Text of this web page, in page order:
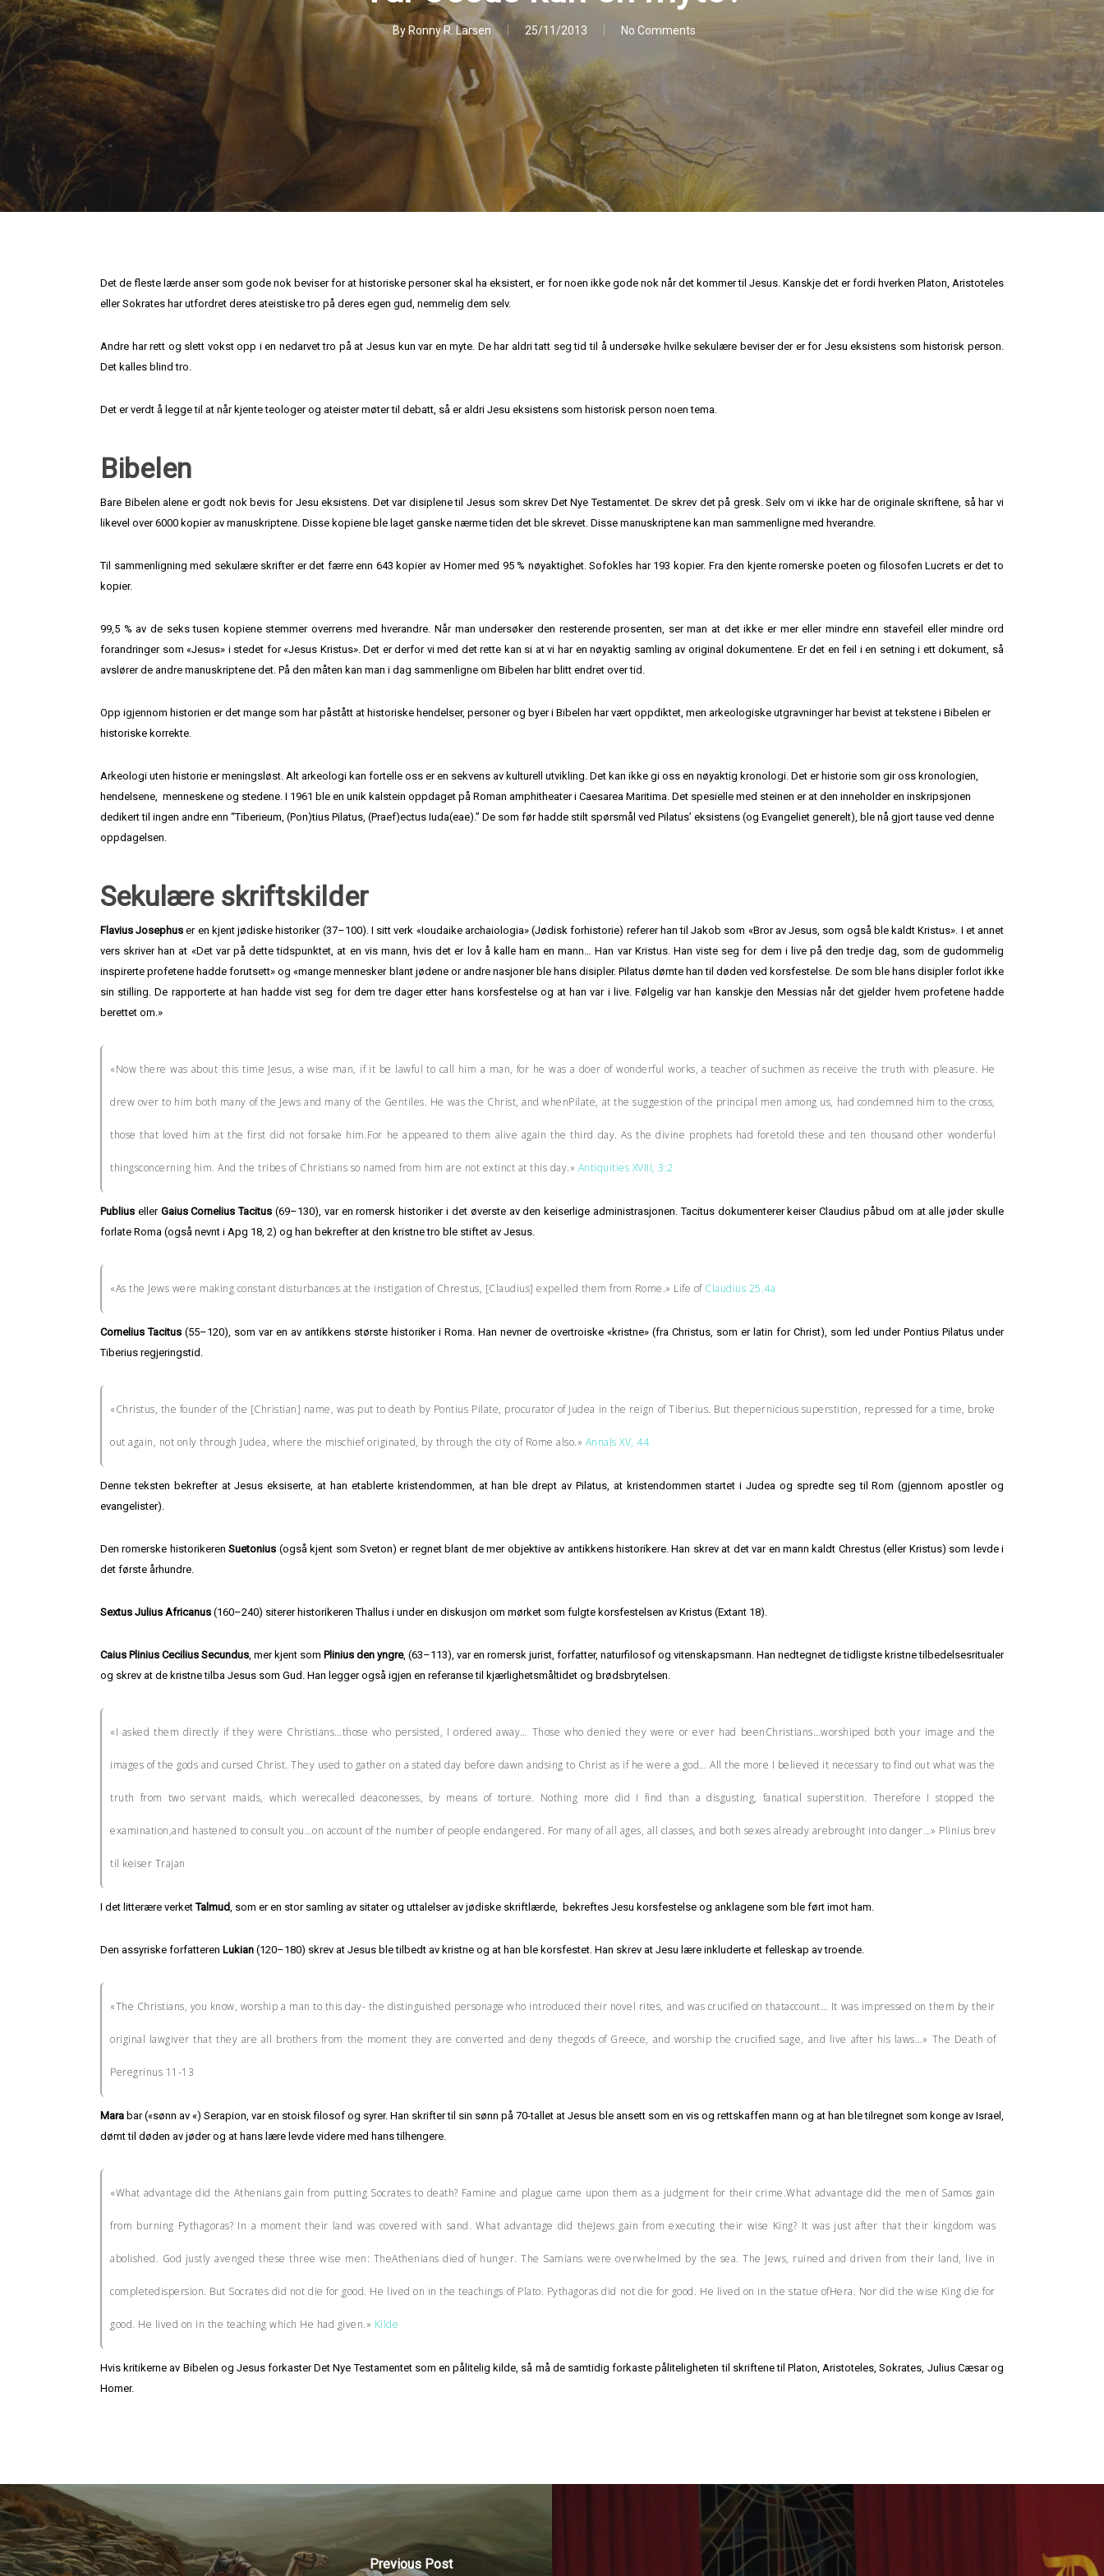
By Ronny R. Larsen 25/11/2013 No Comments
Det de fleste lærde anser som gode nok beviser for at historiske personer skal ha eksistert, er for noen ikke gode nok når det kommer til Jesus. Kanskje det er fordi hverken Platon, Aristoteles
eller Sokrates har utfordret deres ateistiske tro på deres egen gud, nemmelig dem selv.
Andre har rett og slett vokst opp i en nedarvet tro på at Jesus kun var en myte. De har aldri tatt seg tid til å undersøke hvilke sekulære beviser der er for Jesu eksistens som historisk person.
Det kalles blind tro.
Det er verdt å legge til at når kjente teologer og ateister møter til debatt, så er aldri Jesu eksistens som historisk person noen tema.
Bibelen
Bare Bibelen alene er godt nok bevis for Jesu eksistens. Det var disiplene til Jesus som skrev Det Nye Testamentet. De skrev det på gresk. Selv om vi ikke har de originale skriftene, så har vi
likevel over 6000 kopier av manuskriptene. Disse kopiene ble laget ganske nærme tiden det ble skrevet. Disse manuskriptene kan man sammenligne med hverandre.
Til sammenligning med sekulære skrifter er det færre enn 643 kopier av Homer med 95 % nøyaktighet. Sofokles har 193 kopier. Fra den kjente romerske poeten og filosofen Lucrets er det to
kopier.
99,5 % av de seks tusen kopiene stemmer overrens med hverandre. Når man undersøker den resterende prosenten, ser man at det ikke er mer eller mindre enn stavefeil eller mindre ord
forandringer som «Jesus» i stedet for «Jesus Kristus». Det er derfor vi med det rette kan si at vi har en nøyaktig samling av original dokumentene. Er det en feil i en setning i ett dokument, så
avslører de andre manuskriptene det. På den måten kan man i dag sammenligne om Bibelen har blitt endret over tid.
Opp igjennom historien er det mange som har påstått at historiske hendelser, personer og byer i Bibelen har vært oppdiktet, men arkeologiske utgravninger har bevist at tekstene i Bibelen er
historiske korrekte.
Arkeologi uten historie er meningsløst. Alt arkeologi kan fortelle oss er en sekvens av kulturell utvikling. Det kan ikke gi oss en nøyaktig kronologi. Det er historie som gir oss kronologien,
hendelsene, menneskene og stedene. I 1961 ble en unik kalstein oppdaget på Roman amphitheater i Caesarea Maritima. Det spesielle med steinen er at den inneholder en inskripsjonen
dedikert til ingen andre enn “Tiberieum, (Pon)tius Pilatus, (Praef)ectus Iuda(eae).” De som før hadde stilt spørsmål ved Pilatus’ eksistens (og Evangeliet generelt), ble nå gjort tause ved denne
oppdagelsen.
Sekulære skriftskilder
Flavius Josephus er en kjent jødiske historiker (37–100). I sitt verk «Ioudaike archaiologia» (Jødisk forhistorie) referer han til Jakob som «Bror av Jesus, som også ble kaldt Kristus». I et annet
vers skriver han at «Det var på dette tidspunktet, at en vis mann, hvis det er lov å kalle ham en mann… Han var Kristus. Han viste seg for dem i live på den tredje dag, som de gudommelig
inspirerte profetene hadde forutsett» og «mange mennesker blant jødene or andre nasjoner ble hans disipler. Pilatus dømte han til døden ved korsfestelse. De som ble hans disipler forlot ikke
sin stilling. De rapporterte at han hadde vist seg for dem tre dager etter hans korsfestelse og at han var i live. Følgelig var han kanskje den Messias når det gjelder hvem profetene hadde
berettet om.»
«Now there was about this time Jesus, a wise man, if it be lawful to call him a man, for he was a doer of wonderful works, a teacher of suchmen as receive the truth with pleasure. He
drew over to him both many of the Jews and many of the Gentiles. He was the Christ, and whenPilate, at the suggestion of the principal men among us, had condemned him to the cross,
those that loved him at the first did not forsake him.For he appeared to them alive again the third day. As the divine prophets had foretold these and ten thousand other wonderful
thingsconcerning him. And the tribes of Christians so named from him are not extinct at this day.» Antiquities XVIII, 3:2
Publius eller Gaius Cornelius Tacitus (69–130), var en romersk historiker i det øverste av den keiserlige administrasjonen. Tacitus dokumenterer keiser Claudius påbud om at alle jøder skulle
forlate Roma (også nevnt i Apg 18, 2) og han bekrefter at den kristne tro ble stiftet av Jesus.
«As the Jews were making constant disturbances at the instigation of Chrestus, [Claudius] expelled them from Rome.» Life of Claudius 25.4a
Cornelius Tacitus (55–120), som var en av antikkens største historiker i Roma. Han nevner de overtroiske «kristne» (fra Christus, som er latin for Christ), som led under Pontius Pilatus under
Tiberius regjeringstid.
«Christus, the founder of the [Christian] name, was put to death by Pontius Pilate, procurator of Judea in the reign of Tiberius. But thepernicious superstition, repressed for a time, broke
out again, not only through Judea, where the mischief originated, by through the city of Rome also.» Annals XV, 44
Denne teksten bekrefter at Jesus eksiserte, at han etablerte kristendommen, at han ble drept av Pilatus, at kristendommen startet i Judea og spredte seg til Rom (gjennom apostler og
evangelister).
Den romerske historikerenSuetonius (også kjent som Sveton) er regnet blant de mer objektive av antikkens historikere. Han skrev at det var en mann kaldt Chrestus (eller Kristus) som levde i
det første århundre.
Sextus Julius Africanus (160–240) siterer historikeren Thallus i under en diskusjon om mørket som fulgte korsfestelsen av Kristus (Extant 18).
Caius Plinius Cecilius Secundus, mer kjent som Plinius den yngre, (63–113), var en romersk jurist, forfatter, naturfilosof og vitenskapsmann. Han nedtegnet de tidligste kristne tilbedelsesritualer
og skrev at de kristne tilba Jesus som Gud. Han legger også igjen en referanse til kjærlighetsmåltidet og brødsbrytelsen.
«I asked them directly if they were Christians…those who persisted, I ordered away… Those who denied they were or ever had beenChristians…worshiped both your image and the
images of the gods and cursed Christ. They used to gather on a stated day before dawn andsing to Christ as if he were a god… All the more I believed it necessary to find out what was the
truth from two servant maids, which werecalled deaconesses, by means of torture. Nothing more did I find than a disgusting, fanatical superstition. Therefore I stopped the
examination,and hastened to consult you…on account of the number of people endangered. For many of all ages, all classes, and both sexes already arebrought into danger…» Plinius brev
til keiser Trajan
I det litterære verketTalmud, som er en stor samling av sitater og uttalelser av jødiske skriftlærde, bekreftes Jesu korsfestelse og anklagene som ble ført imot ham.
Den assyriske forfatteren Lukian (120–180) skrev at Jesus ble tilbedt av kristne og at han ble korsfestet. Han skrev at Jesu lære inkluderte et felleskap av troende.
«The Christians, you know, worship a man to this day- the distinguished personage who introduced their novel rites, and was crucified on thataccount… It was impressed on them by their
original lawgiver that they are all brothers from the moment they are converted and deny thegods of Greece, and worship the crucified sage, and live after his laws…» The Death of
Peregrinus 11-13
Mara bar («sønn av «) Serapion, var en stoisk filosof og syrer. Han skrifter til sin sønn på 70-tallet at Jesus ble ansett som en vis og rettskaffen mann og at han ble tilregnet som konge av Israel,
dømt til døden av jøder og at hans lære levde videre med hans tilhengere.
«What advantage did the Athenians gain from putting Socrates to death? Famine and plague came upon them as a judgment for their crime.What advantage did the men of Samos gain
from burning Pythagoras? In a moment their land was covered with sand. What advantage did theJews gain from executing their wise King? It was just after that their kingdom was
abolished. God justly avenged these three wise men: TheAthenians died of hunger. The Samians were overwhelmed by the sea. The Jews, ruined and driven from their land, live in
completedispersion. But Socrates did not die for good. He lived on in the teachings of Plato. Pythagoras did not die for good. He lived on in the statue ofHera. Nor did the wise King die for
good. He lived on in the teaching which He had given.» Kilde
Hvis kritikerne av Bibelen og Jesus forkaster Det Nye Testamentet som en pålitelig kilde, så må de samtidig forkaste påliteligheten til skriftene til Platon, Aristoteles, Sokrates, Julius Cæsar og
Homer.
Previous Post